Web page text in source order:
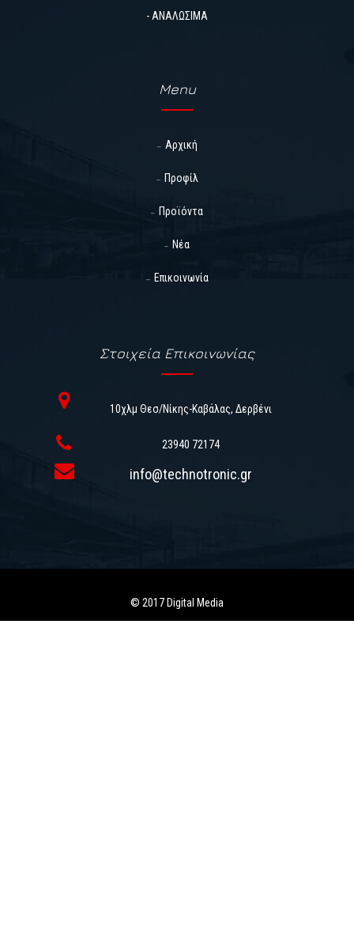
- ΑΝΑΛΩΣΙΜΑ
Menu
Αρχική
Προφίλ
Προϊόντα
Νέα
Επικοινωνία
Στοιχεία Επικοινωνίας
10χλμ Θεσ/νίκης-Καβάλας, Δερβένι
23940 72174
info@technotronic.gr
© 2017 Digital Media